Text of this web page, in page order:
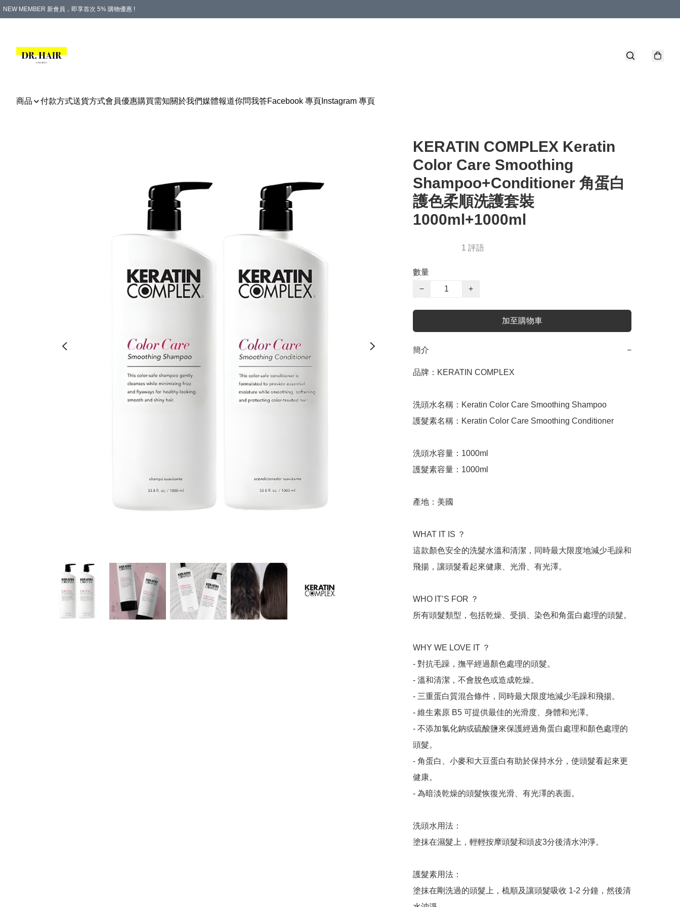
NEW MEMBER 新會員，即享首次 5% 購物優惠 !
商品 付款方式送貨方式會員優惠購買需知關於我們媒體報道你問我答Facebook 專頁 Instagram 專頁
KERATIN COMPLEX Keratin
Color Care Smoothing
Shampoo+Conditioner 角蛋白
護色柔順洗護套裝
1000ml+1000ml
1 評語
數量
−
+
加至購物車
簡介 −
品牌：KERATIN COMPLEX
洗頭水名稱：Keratin Color Care Smoothing Shampoo
護髮素名稱：Keratin Color Care Smoothing Conditioner
洗頭水容量：1000ml
護髮素容量：1000ml
產地：美國
WHAT IT IS ？
這款顏色安全的洗髮水溫和清潔，同時最大限度地減少毛躁和
飛揚，讓頭髮看起來健康、光滑、有光澤。
WHO IT’S FOR ？
所有頭髮類型，包括乾燥、受損、染色和角蛋白處理的頭髮。
WHY WE LOVE IT ？
- 對抗毛躁，撫平經過顏色處理的頭髮。
- 溫和清潔，不會脫色或造成乾燥。
- 三重蛋白質混合條件，同時最大限度地減少毛躁和飛揚。
- 維生素原 B5 可提供最佳的光滑度、身體和光澤。
- 不添加氯化鈉或硫酸鹽來保護經過角蛋白處理和顏色處理的
頭髮。
- 角蛋白、小麥和大豆蛋白有助於保持水分，使頭髮看起來更
健康。
- 為暗淡乾燥的頭髮恢復光滑、有光澤的表面。
洗頭水用法：
塗抹在濕髮上，輕輕按摩頭髮和頭皮3分後清水沖淨。
護髮素用法：
塗抹在剛洗過的頭髮上，梳順及讓頭髮吸收 1-2 分鐘，然後清